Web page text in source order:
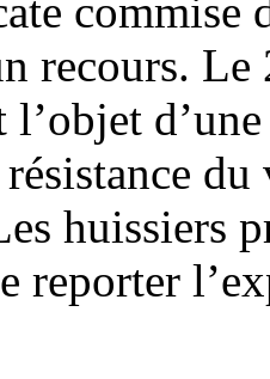
commise
recours. Le
huissiers
reporter